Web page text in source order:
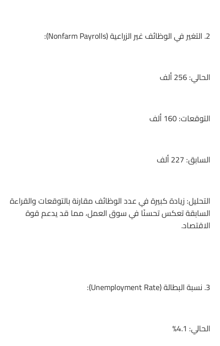
2. التغير في الوظائف غير الزراعية (Nonfarm Payrolls):
الحالي: 256 ألف
التوقعات: 160 ألف
السابق: 227 ألف
التحليل: زيادة كبيرة في عدد الوظائف مقارنة بالتوقعات والقراءة
السابقة تعكس تحسنًا في سوق العمل، مما قد يدعم قوة
الاقتصاد.
3. نسبة البطالة (Unemployment Rate):
الحالي: 4.1%